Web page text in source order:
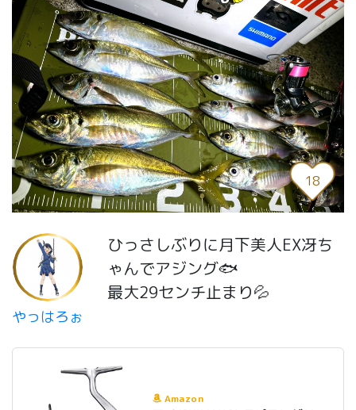
18
やっはろぉ
ひっさしぶりに月下美人EX冴ち
ゃんでアジング🐟
最大29センチ止まり💦
Amazon